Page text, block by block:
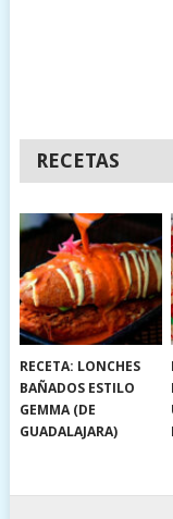
RECETAS
RECETA: LONCHES
BAÑADOS ESTILO
GEMMA (DE
GUADALAJARA)